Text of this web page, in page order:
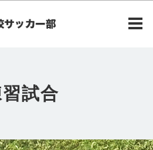
試合